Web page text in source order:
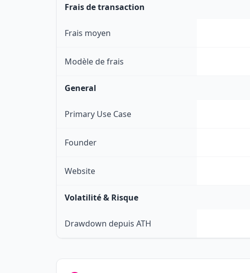
Frais de transaction
Frais moyen
Modèle de frais
General
Primary Use Case
Founder
Website
Volatilité & Risque
Drawdown depuis ATH